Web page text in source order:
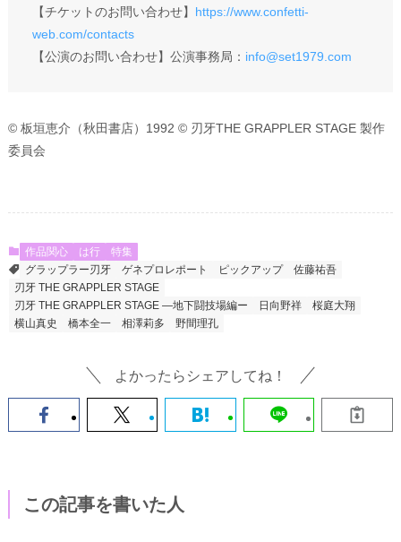
【チケットのお問い合わせ】 https://www.confetti-
web.com/contacts
【公演のお問い合わせ】公演事務局： info@set1979.com
© 板垣恵介（秋田書店）1992 © 刃牙THE GRAPPLER STAGE 製作
委員会
作品関心 は行
特集
グラップラー刃牙
ゲネプロレポート ピックアップ
佐藤祐吾
刃牙 THE GRAPPLER STAGE
刃牙 THE GRAPPLER STAGE ―地下闘技場編ー
日向野祥
桜庭大翔
横山真史
橋本全一 相澤莉多 野間理孔
よかったらシェアしてね！
この記事を書いた人